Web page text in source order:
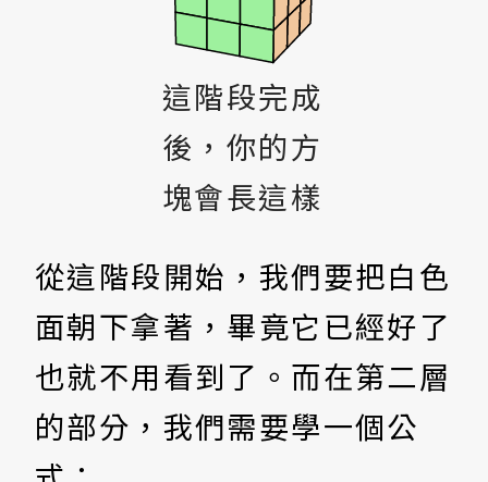
這階段完成
後，你的方
塊會長這樣
從這階段開始，我們要把白色
面朝下拿著，畢竟它已經好了
也就不用看到了。而在第二層
的部分，我們需要學一個公